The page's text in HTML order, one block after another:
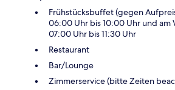
Frühstücksbuffet (gegen
06:00 Uhr bis 10:00 Uhr und am
07:00 Uhr bis 11:30 Uhr
Restaurant
Bar/Lounge
Zimmerservice (bitte Zeiten